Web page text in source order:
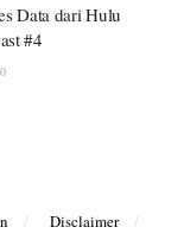
Data dari Hulu
#4
Disclaimer